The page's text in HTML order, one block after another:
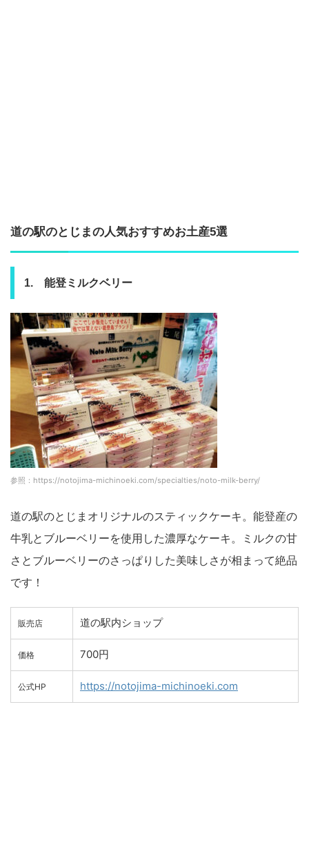
道の駅のとじまの人気おすすめお土産5選
1. 能登ミルクベリー
参照：https://notojima-michinoeki.com/specialties/noto-milk-berry/
道の駅のとじまオリジナルのスティックケーキ。能登産の
牛乳とブルーベリーを使用した濃厚なケーキ。ミルクの甘
さとブルーベリーのさっぱりした美味しさが相まって絶品
です！
販売店 道の駅内ショップ
価格 700円
公式HP https://notojima-michinoeki.com